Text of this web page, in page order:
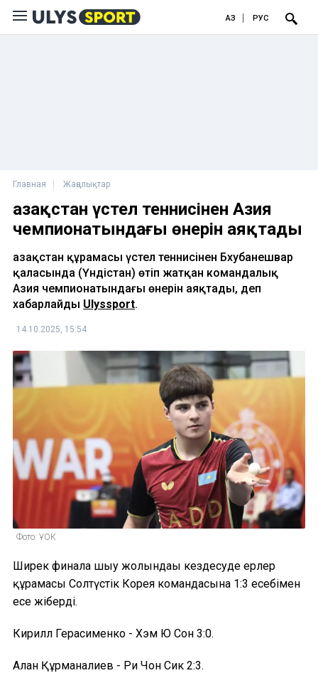
ҚАЗ РУС
Главная Жаңалықтар
Қазақстан үстел теннисінен Азия
чемпионатындағы өнерін аяқтады
Қазақстан құрамасы үстел теннисінен Бхубанешвар
қаласында (Үндістан) өтіп жатқан командалық
Азия чемпионатындағы өнерін аяқтады, деп
хабарлайды Ulyssport.
14.10.2025, 15:54
Фото: ҰОК
Ширек финалға шығу жолындағы кездесуде ерлер
құрамасы Солтүстік Корея командасына 1:3 есебімен
есе жіберді.
Кирилл Герасименко - Хэм Ю Сон 3:0.
Алан Құрманғалиев - Ри Чон Сик 2:3.